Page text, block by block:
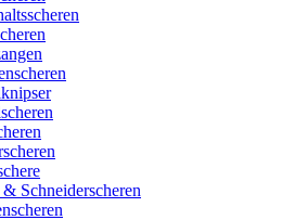
Schneiderscheren